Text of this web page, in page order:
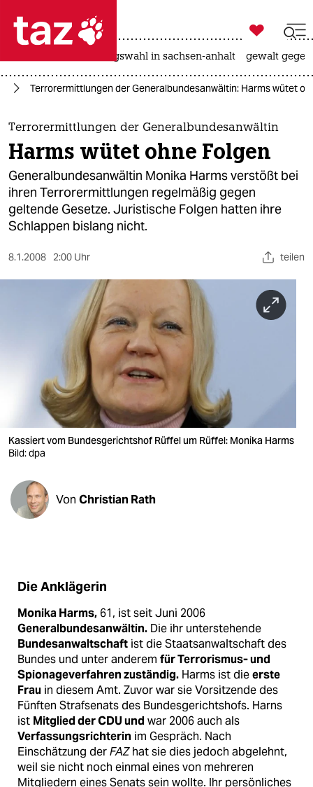
 taz zahl ich
taz zahl ich
themen
politik
öko
gesellschaft
kultur
sport
wahrheit
verlag
verlag
shop
fragen & hilfe
epaper login

taz zahl ich
landtagswahl in sachsen-anhalt gewalt
Terrorermittlungen der Generalbundesanwältin: Harms wütet
Terrorermittlungen der Generalbundesanwältin
Harms wütet ohne Folgen
Generalbundesanwältin Monika Harms verstößt bei
ihren Terrorermittlungen regelmäßig gegen
geltende Gesetze. Juristische Folgen hatten ihre
Schlappen bislang nicht.
8.1.2008 2:00 Uhr teilen
Kassiert vom Bundesgerichtshof Rüffel um Rüffel: Monika Harms
Bild: dpa
Von Christian Rath
Die Anklägerin
Monika Harms, 61, ist seit Juni 2006
Generalbundesanwältin. Die ihr unterstehende
Bundesanwaltschaft ist die Staatsanwaltschaft des
Bundes und unter anderem für Terrorismus- und
Spionageverfahren zuständig. Harms ist dieerste
Frau in diesem Amt. Zuvor war sie Vorsitzende des
Fünften Strafsenats des Bundesgerichtshofs. Harns
ist Mitglied der CDU und war 2006 auch als
Verfassungsrichterin im Gespräch. Nach
Einschätzung derFAZhat sie dies jedoch abgelehnt,
weil sie nicht noch einmal eines von mehreren
Mitgliedern eines Senats sein wollte. Ihr persönliches